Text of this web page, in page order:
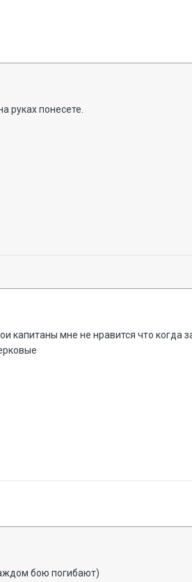
руках понесете.
капитаны мне не нравится что когда
бою погибают)